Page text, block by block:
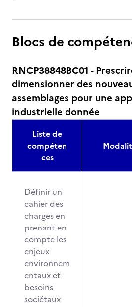
Blocs de
RNCP38848BC01 -
dimensionner des
assemblages pour une
industrielle donnée
Liste de
compéten
ces
Définir un
cahier des
charges en
prenant en
compte les
enjeux
environnem
entaux et
besoins
sociétaux